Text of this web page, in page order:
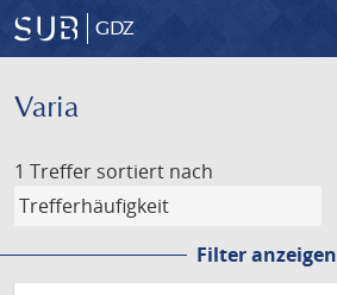
GDZ
Varia
1 Treffer sortiert nach
Filter anzeigen